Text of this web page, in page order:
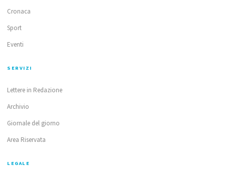
Cronaca
Sport
Eventi
SERVIZI
Lettere in Redazione
Archivio
Giornale del giorno
Area Riservata
LEGALE